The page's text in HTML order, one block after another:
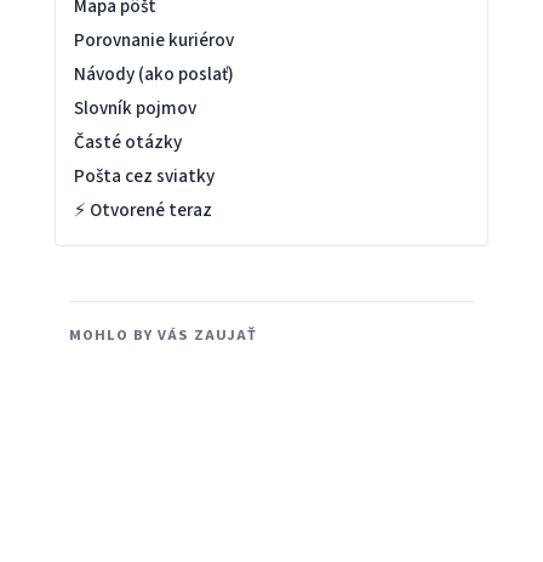
Mapa pôšt
Porovnanie kuriérov
Návody (ako poslať)
Slovník pojmov
Časté otázky
Pošta cez sviatky
⚡ Otvorené teraz
MOHLO BY VÁS ZAUJAŤ